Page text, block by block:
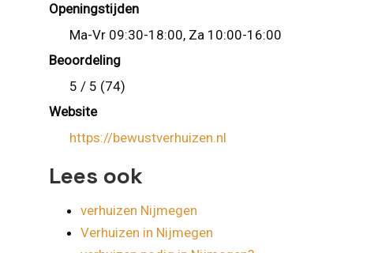
Openingstijden
Ma-Vr 09:30-18:00, Za 10:00-16:00
Beoordeling
5 / 5 (74)
Website
https://bewustverhuizen.nl
Lees ook
verhuizen Nijmegen
Verhuizen in Nijmegen